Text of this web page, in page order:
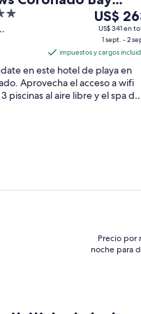
Del
sept
al
2
sept,
el
US$ 263
US$
US$ 341 en
1 sept. - 2
impuestos y cargos
en este hotel de playa en
Aprovecha el acceso a wifi
piscinas al aire libre y el spa de
Precio por
noche para